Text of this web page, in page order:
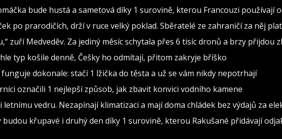
bude hustá a sametová díky 1 surovině, kterou Francouzi používají
po prarodičích, drží v ruce velký poklad. Sběratelé ze zahraničí za něj
zuří Medveděv. Za jediný měsíc schytala přes 6 tisíc dronů a brzy přijdou
typ košile denně, Češky ho odmítají, přitom zakryje bříško
dokonale: stačí 1 lžička do těsta a už se vám nikdy nepotrhají
označili 1 nejlepší způsob, jak zbavit konvici vodního kamene
vedru. Nezapínají klimatizaci a mají doma chládek bez výdajů za
budou křupavé i druhý den díky 1 surovině, kterou Rakušané přidávají